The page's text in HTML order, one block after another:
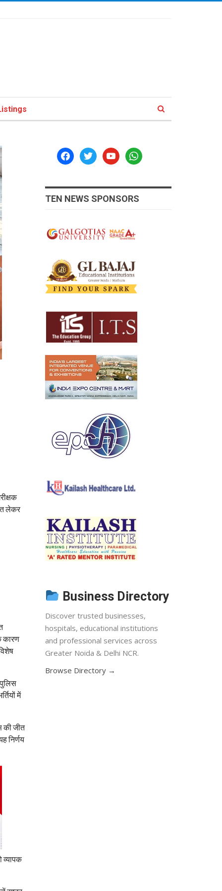
लेकर
कारण
में
की जीत
निर्णय
व्यापक
facebooktwitteryoutubewhatsapp
TEN NEWS SPONSORS
Business Directory
Discover trusted businesses,
hospitals, educational institutions
and professional services across
Greater Noida & Delhi NCR.
Browse Directory →